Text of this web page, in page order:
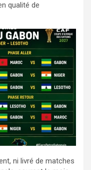
qualité de
ni livré de matches